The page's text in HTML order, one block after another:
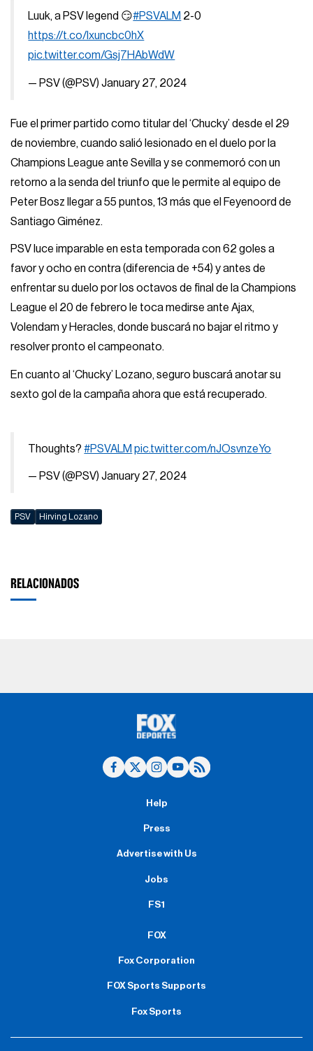
Luuk, a PSV legend 😏#PSVALM 2-0
https://t.co/lxuncbc0hX
pic.twitter.com/Gsj7HAbWdW
— PSV (@PSV)January 27, 2024
Fue el primer partido como titular del ‘Chucky’ desde el 29
de noviembre, cuando salió lesionado en el duelo por la
Champions League ante Sevilla y se conmemoró con un
retorno a la senda del triunfo que le permite al equipo de
Peter Bosz llegar a 55 puntos, 13 más que el Feyenoord de
Santiago Giménez.
PSV luce imparable en esta temporada con 62 goles a
favor y ocho en contra (diferencia de +54) y antes de
enfrentar su duelo por los octavos de final de la Champions
League el 20 de febrero le toca medirse ante Ajax,
Volendam y Heracles, donde buscará no bajar el ritmo y
resolver pronto el campeonato.
En cuanto al ‘Chucky’ Lozano, seguro buscará anotar su
sexto gol de la campaña ahora que está recuperado.
Thoughts?#PSVALM pic.twitter.com/nJOsvnzeYo
— PSV (@PSV)January 27, 2024
PSV Hirving Lozano
RELACIONADOS
Help
Press
Advertise with Us
Jobs
FS1
FOX
Fox Corporation
FOX Sports Supports
Fox Sports